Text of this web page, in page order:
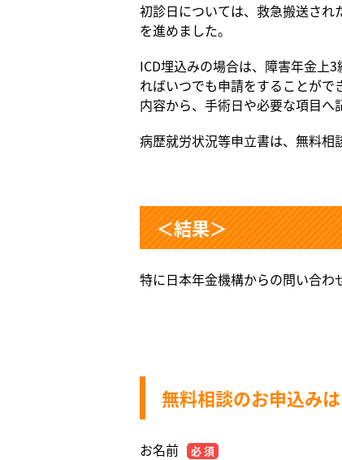
初診日については、救急搬送さ
を進めました。
ICD埋込みの場合は、障害年金上
ればいつでも申請をすることが
内容から、手術日や必要な項目へ
病歴就労状況等申立書は、無料相
＜結果＞
特に日本年金機構からの問い合
無料相談のお申込み
お名前 必 須